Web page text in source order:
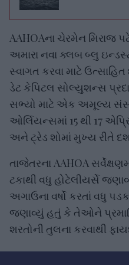
AAHOAના ચેરમેન
અમારા નવા ક્લબ બ્લુ
સ્વાગત કરવા માટે
ડેટ કેપિટલ સોલ્યુશન્સ
સભ્યો માટે એક અમૂલ્ય
ઓર્લિયન્સમાં 15 થી 17
અને ટ્રેડ શોમાં મુખ્ય રીતે
તાજેતરના AAHOA
ટકાથી વધુ હોટેલીયર્સે
અગાઉના વર્ષો કરતાં વધુ
જણાવ્યું હતું કે તેઓને
શરતોની તુલના કરવાથી